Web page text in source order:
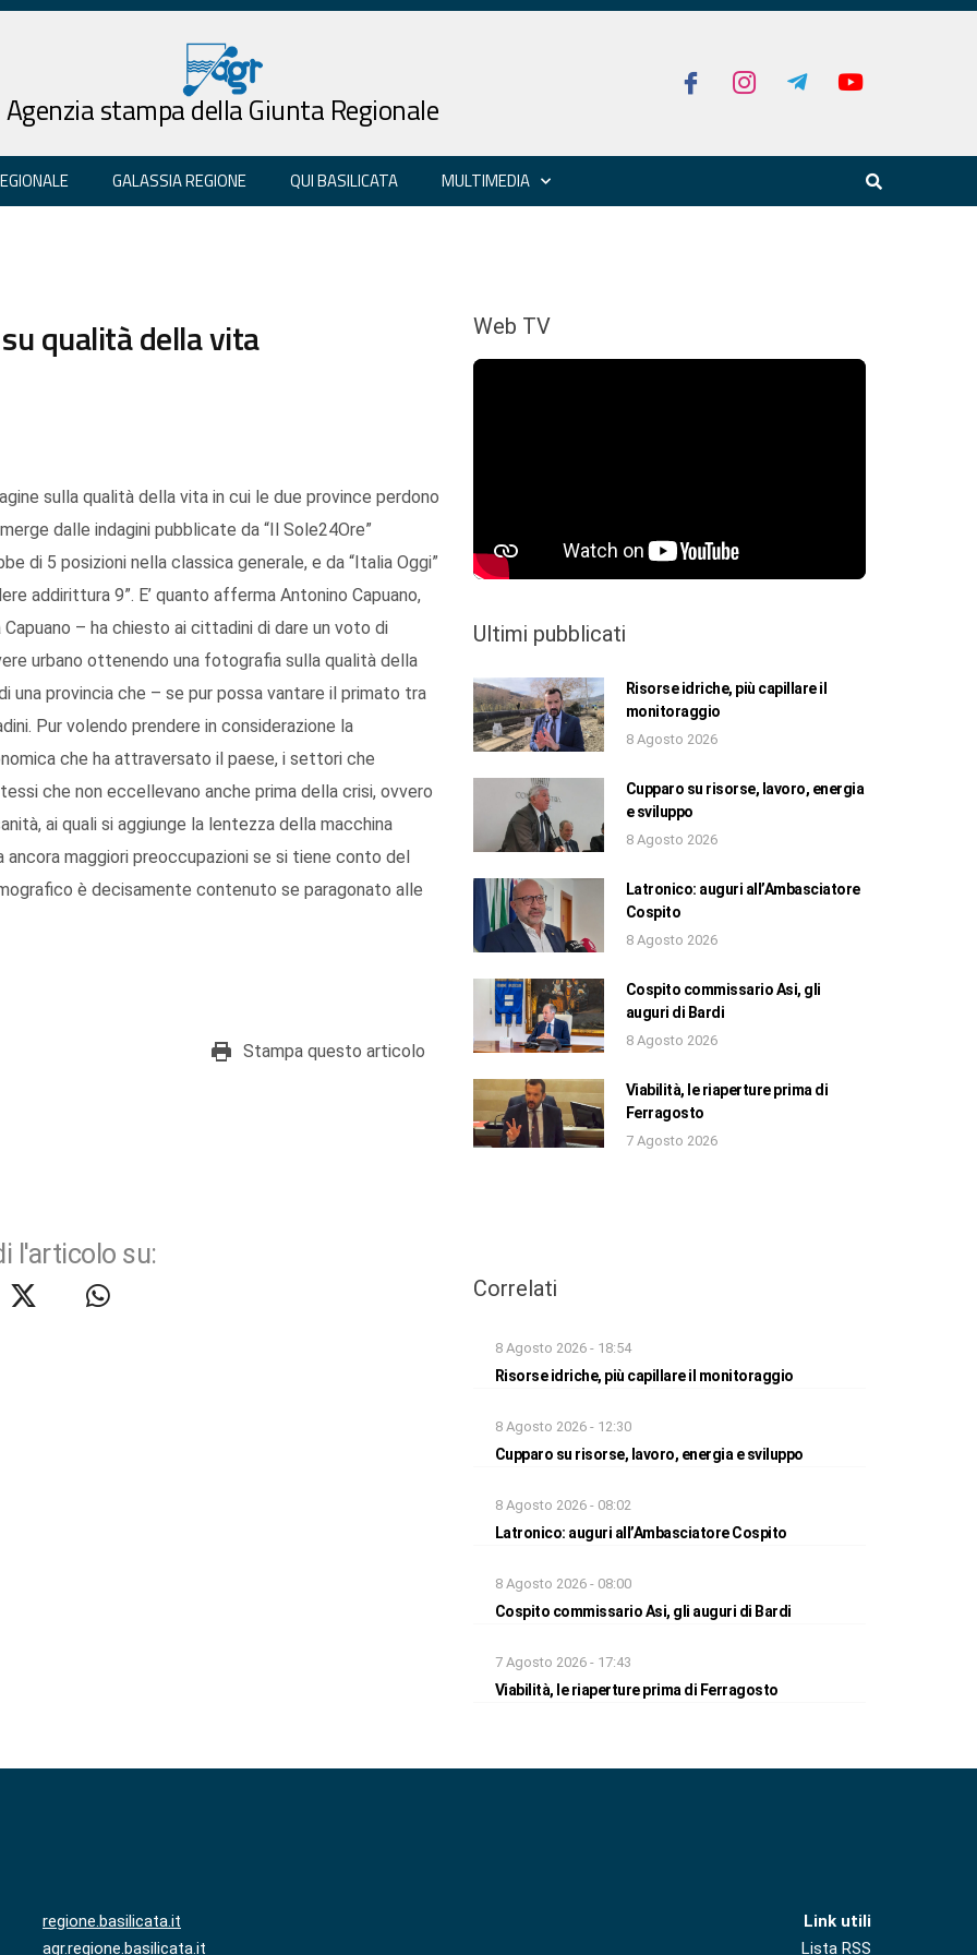
Agenzia stampa della Giunta Regionale
GALASSIA REGIONE QUI BASILICATA MULTIMEDIA
qualità della vita
sulla qualità della vita in cui le due province perdono
dalle indagini pubblicate da “Il Sole24Ore”
di 5 posizioni nella classica generale, e da “Italia Oggi”
addirittura 9”. E’ quanto afferma Antonino Capuano,
Capuano – ha chiesto ai cittadini di dare un voto di
urbano ottenendo una fotografia sulla qualità della
provincia che – se pur possa vantare il primato tra
Pur volendo prendere in considerazione la
che ha attraversato il paese, i settori che
che non eccellevano anche prima della crisi, ovvero
ai quali si aggiunge la lentezza della macchina
maggiori preoccupazioni se si tiene conto del
è decisamente contenuto se paragonato alle
Stampa questo articolo
l'articolo su:
Web TV
Ultimi pubblicati
Risorse idriche, più capillare il
monitoraggio
8 Agosto 2026
Cupparo su risorse, lavoro, energia
e sviluppo
8 Agosto 2026
Latronico: auguri all’Ambasciatore
Cospito
8 Agosto 2026
Cospito commissario Asi, gli
auguri di Bardi
8 Agosto 2026
Viabilità, le riaperture prima di
Ferragosto
7 Agosto 2026
Correlati
8 Agosto 2026 - 18:54
Risorse idriche, più capillare il monitoraggio
8 Agosto 2026 - 12:30
Cupparo su risorse, lavoro, energia e sviluppo
8 Agosto 2026 - 08:02
Latronico: auguri all’Ambasciatore Cospito
8 Agosto 2026 - 08:00
Cospito commissario Asi, gli auguri di Bardi
7 Agosto 2026 - 17:43
Viabilità, le riaperture prima di Ferragosto
regione.basilicata.it
agr.regione.basilicata.it
Link utili
Lista RSS